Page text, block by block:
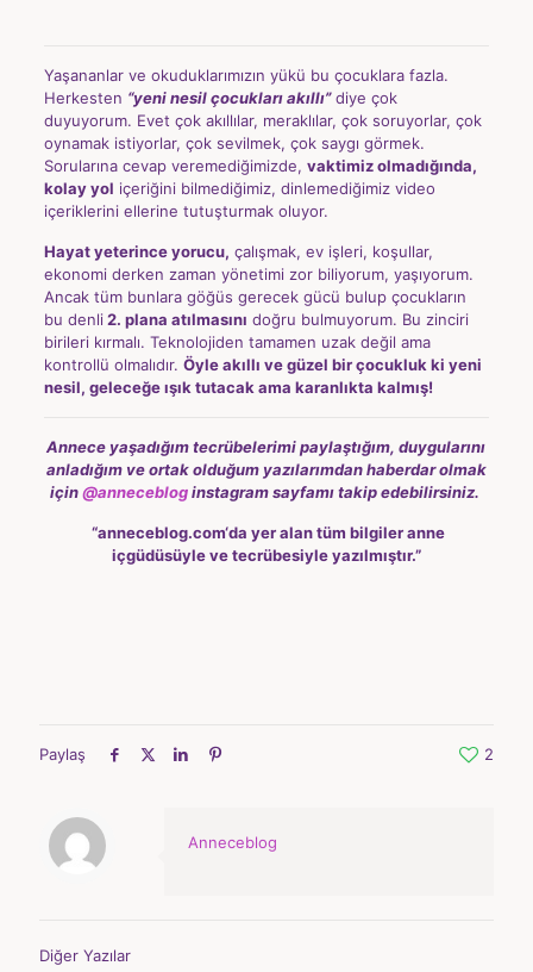
Yaşananlar ve okuduklarımızın yükü bu çocuklara fazla.
Herkesten “yeni nesil çocukları akıllı” diye çok
duyuyorum. Evet çok akıllılar, meraklılar, çok soruyorlar, çok
oynamak istiyorlar, çok sevilmek, çok saygı görmek.
Sorularına cevap veremediğimizde, vaktimiz olmadığında,
kolay yol içeriğini bilmediğimiz, dinlemediğimiz video
içeriklerini ellerine tutuşturmak oluyor.
Hayat yeterince yorucu, çalışmak, ev işleri, koşullar,
ekonomi derken zaman yönetimi zor biliyorum, yaşıyorum.
Ancak tüm bunlara göğüs gerecek gücü bulup çocukların
bu denli2. plana atılmasını doğru bulmuyorum. Bu zinciri
birileri kırmalı. Teknolojiden tamamen uzak değil ama
kontrollü olmalıdır. Öyle akıllı ve güzel bir çocukluk ki yeni
nesil, geleceğe ışık tutacak ama karanlıkta kalmış!
Annece yaşadığım tecrübelerimi paylaştığım, duygularını
anladığım ve ortak olduğum yazılarımdanhaberdar olmak
için@annecebloginstagram sayfamı takip edebilirsiniz.
“anneceblog.com‘da yer alan tüm bilgiler anne
içgüdüsüyle ve tecrübesiyle yazılmıştır.”
Paylaş 2
Anneceblog
Diğer Yazılar